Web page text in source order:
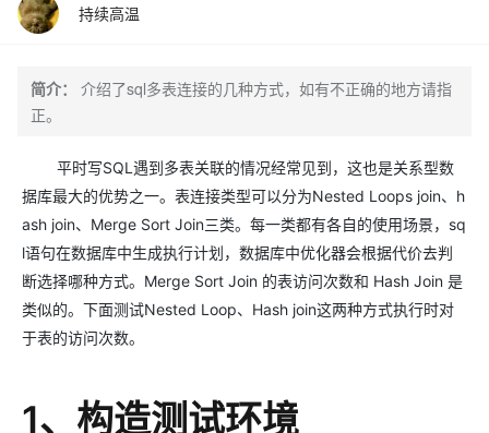
持续高温
简介：
介绍了sql多表连接的几种方式，如有不正确的地方请指
正。
平时写SQL遇到多表关联的情况经常见到，这也是关系型数
据库最大的优势之一。表连接类型可以分为Nested Loops join、h
ash join、Merge Sort Join三类。每一类都有各自的使用场景，sq
l语句在数据库中生成执行计划，数据库中优化器会根据代价去判
断选择哪种方式。Merge Sort Join 的表访问次数和 Hash Join 是
类似的。下面测试Nested Loop、Hash join这两种方式执行时对
于表的访问次数。
1、构造测试环境